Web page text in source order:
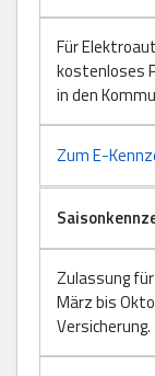
Für
kostenloses
in den
Zum E-
Zulassung
März bis
Versicherung.